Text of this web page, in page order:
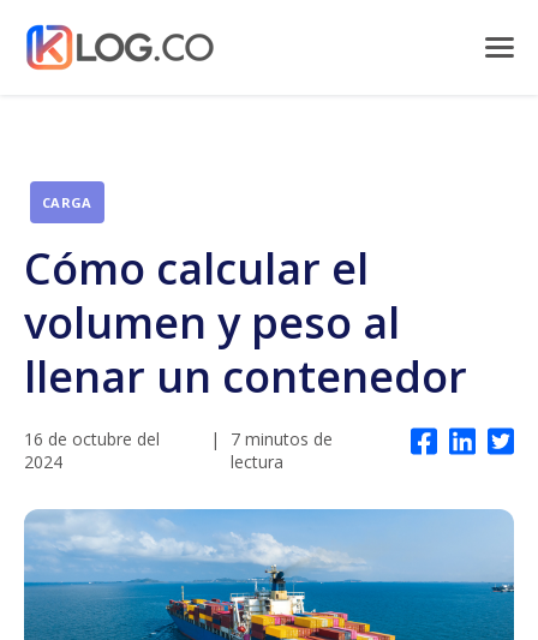
CARGA
Cómo calcular el
volumen y peso al
llenar un contenedor
16 de octubre del
2024
|
7 minutos de
lectura